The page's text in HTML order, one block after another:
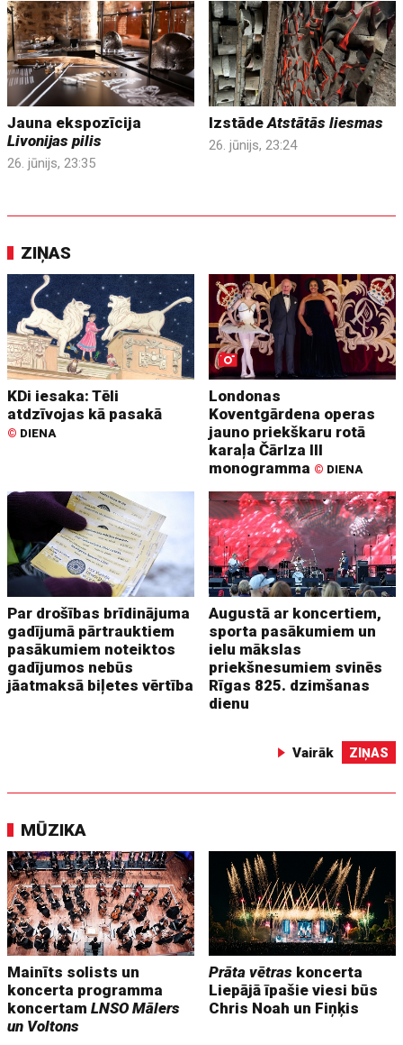
Jauna ekspozīcija
Livonijas pilis
26. jūnijs, 23:35
IzstādeAtstātās liesmas
26. jūnijs, 23:24
ZIŅAS
KDi iesaka: Tēli
atdzīvojas kā pasakā
© DIENA
Londonas
Koventgārdena operas
jauno priekškaru rotā
karaļa Čārlza III
monogramma © DIENA
Par drošības brīdinājuma
gadījumā pārtrauktiem
pasākumiem noteiktos
gadījumos nebūs
jāatmaksā biļetes vērtība
Augustā ar koncertiem,
sporta pasākumiem un
ielu mākslas
priekšnesumiem svinēs
Rīgas 825. dzimšanas
dienu
Vairāk ZIŅAS
MŪZIKA
Mainīts solists un
koncerta programma
koncertamLNSO Mālers
un Voltons
Prāta vētras koncerta
Liepājā īpašie viesi būs
Chris Noah un Fiņķis